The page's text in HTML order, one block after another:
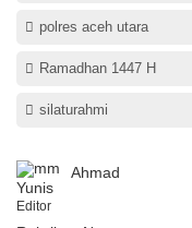
polres aceh utara
Ramadhan 1447 H
silaturahmi
Ahmad
Yunis
Editor